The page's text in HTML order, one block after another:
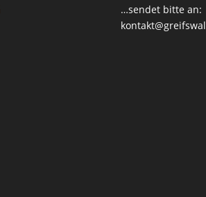
…sen­det bit­te an: